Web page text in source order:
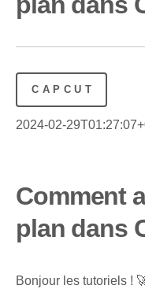
CAPCUT
2024-02-
Comment
plan dans
Bonjour les tutoriels !